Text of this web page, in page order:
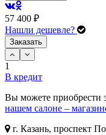
57 400 ₽
Нашли дешевле?
Заказать
1
В кредит
Вы можете приобрести
нашем салоне –
г. Казань, проспект